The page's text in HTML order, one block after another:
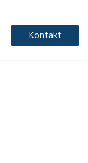
Kontakt